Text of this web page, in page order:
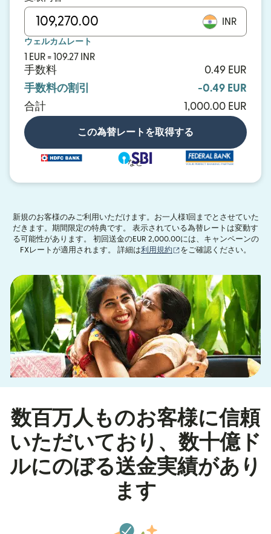
INR
ウェルカムレート
1 EUR = 109.27 INR
手数料
0.49 EUR
手数料の割引
-0.49 EUR
合計
1,000.00 EUR
この為替レートを取得する
など
新規のお客様のみご利用いただけます。お一人様1回までとさせていた
だきます。期間限定の特典です。 表示されている為替レートは変動す
る可能性があります。 初回送金のEUR 2,000.00には、キャンペーンの
FXレートが適用されます。 詳細は利用規約 （別ウィンドウで開きま
をご確認ください。
数百万人ものお客様に信頼
いただいており、数十億ド
ルにのぼる送金実績があり
ます